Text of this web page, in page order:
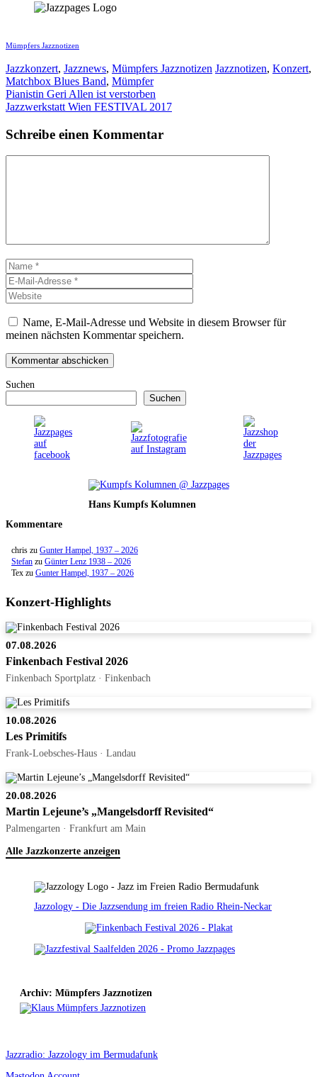
Mümpfers Jazznotizen
Kategorien
Jazzkonzert, Jazznews, Mümpfers Jazznotizen Schlagwörter
Jazznotizen, Konzert,
Matchbox Blues Band, Mümpfer
Pianistin Geri Allen ist verstorben
Jazzwerkstatt Wien FESTIVAL 2017
Schreibe einen Kommentar
Name
Mail-
Adresse
Name, E-Mail-Adresse und Website in diesem Browser für
meinen nächsten Kommentar speichern.
Suchen
Suchen
Hans Kumpfs Kolumnen
Kommentare
chris zu Gunter Hampel, 1937 – 2026
Stefan zu Günter Lenz 1938 – 2026
Tex zu Gunter Hampel, 1937 – 2026
Konzert-Highlights
07.08.2026
Finkenbach Festival 2026
Finkenbach Sportplatz · Finkenbach
10.08.2026
Les Primitifs
Frank-Loebsches-Haus · Landau
20.08.2026
Martin Lejeune’s „Mangelsdorff Revisited“
Palmengarten · Frankfurt am Main
Alle Jazzkonzerte anzeigen
Jazzology - Die Jazzsendung im freien Radio Rhein-Neckar
Archiv: Mümpfers Jazznotizen
Jazzradio: Jazzology im Bermudafunk